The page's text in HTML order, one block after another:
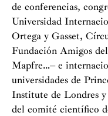
de conferencias,
Universidad
Ortega y Gasset,
Fundación Amigos
Mapfre…– e
universidades de
Institute de Londres
del comité científico